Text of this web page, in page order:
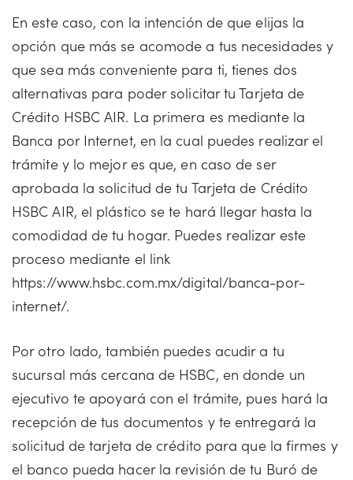
En este caso, con la intención de que elijas la
opción que más se acomode a tus necesidades y
que sea más conveniente para ti, tienes dos
alternativas para poder solicitar tu Tarjeta de
Crédito HSBC AIR. La primera es mediante la
Banca por Internet, en la cual puedes realizar el
trámite y lo mejor es que, en caso de ser
aprobada la solicitud de tu Tarjeta de Crédito
HSBC AIR, el plástico se te hará llegar hasta la
comodidad de tu hogar. Puedes realizar este
proceso mediante el link
https://www.hsbc.com.mx/digital/banca-por-
internet/.
Por otro lado, también puedes acudir a tu
sucursal más cercana de HSBC, en donde un
ejecutivo te apoyará con el trámite, pues hará la
recepción de tus documentos y te entregará la
solicitud de tarjeta de crédito para que la firmes y
el banco pueda hacer la revisión de tu Buró de